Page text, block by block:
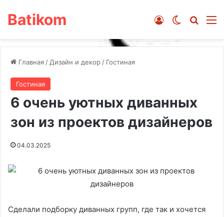
Batikom Switch skin
Войти
Главная / Дизайн и декор / Гостиная
Гостиная
6 очень уютных диванных
зон из проектов дизайнеров
04.03.2025
Сделали подборку диванных групп, где так и хочется